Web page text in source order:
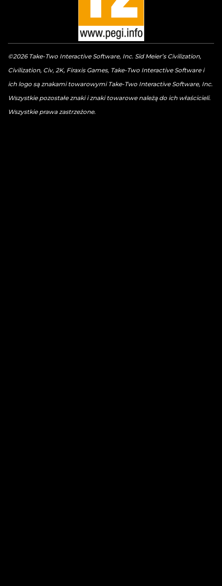
©2026 Take-Two Interactive Software, Inc. Sid Meier’s Civilization,
Civilization, Civ, 2K, Firaxis Games, Take-Two Interactive Software i
ich logo są znakami towarowymi Take-Two Interactive Software, Inc.
Wszystkie pozostałe znaki i znaki towarowe należą do ich właścicieli.
Wszystkie prawa zastrzeżone.